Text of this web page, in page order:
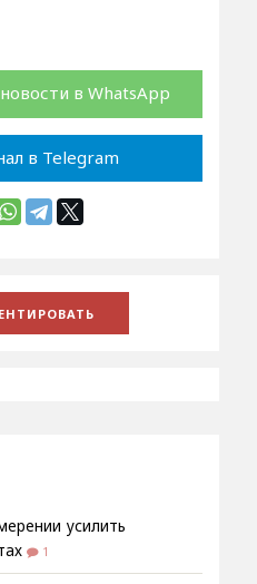
в WhatsApp
в Telegram
усилить
1